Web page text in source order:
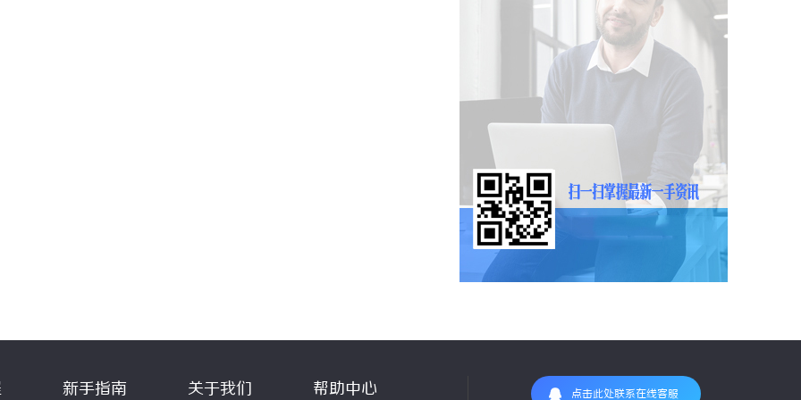
新手指南 关于我们 帮助中心 点击此处联系在线客服